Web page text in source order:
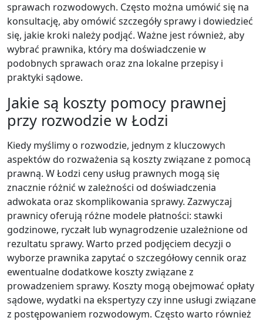
sprawach rozwodowych. Często można umówić się na
konsultację, aby omówić szczegóły sprawy i dowiedzieć
się, jakie kroki należy podjąć. Ważne jest również, aby
wybrać prawnika, który ma doświadczenie w
podobnych sprawach oraz zna lokalne przepisy i
praktyki sądowe.
Jakie są koszty pomocy prawnej
przy rozwodzie w Łodzi
Kiedy myślimy o rozwodzie, jednym z kluczowych
aspektów do rozważenia są koszty związane z pomocą
prawną. W Łodzi ceny usług prawnych mogą się
znacznie różnić w zależności od doświadczenia
adwokata oraz skomplikowania sprawy. Zazwyczaj
prawnicy oferują różne modele płatności: stawki
godzinowe, ryczałt lub wynagrodzenie uzależnione od
rezultatu sprawy. Warto przed podjęciem decyzji o
wyborze prawnika zapytać o szczegółowy cennik oraz
ewentualne dodatkowe koszty związane z
prowadzeniem sprawy. Koszty mogą obejmować opłaty
sądowe, wydatki na ekspertyzy czy inne usługi związane
z postępowaniem rozwodowym. Często warto również